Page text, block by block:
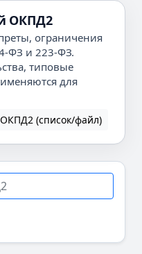
ОКПД2
ограничения
ФЗ и 223-ФЗ.
типовые
для
(список/файл)